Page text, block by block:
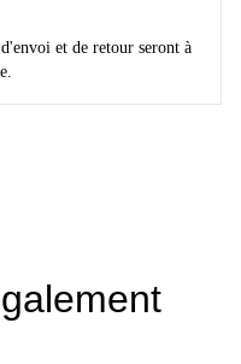
et de retour seront à